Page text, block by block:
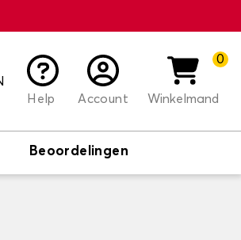
Help
Account
0
Winkelmand
Beoordelingen